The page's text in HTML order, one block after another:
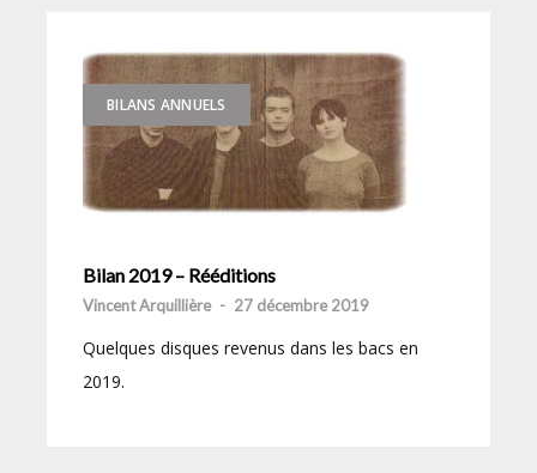
BILANS ANNUELS
Bilan 2019 – Rééditions
Vincent Arquillière - 27 décembre 2019
Quelques disques revenus dans les bacs en
2019.